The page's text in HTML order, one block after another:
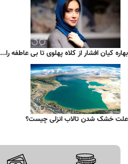
بهاره کیان افشار از کلاه پهلوی تا بی عاطفه را...
علت خشک شدن تالاب انزلی چیست؟